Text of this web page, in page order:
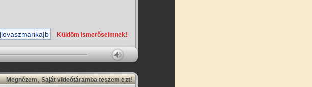
Küldöm ismerőseimnek!
Megnézem,Saját videótáramba teszem ezt!